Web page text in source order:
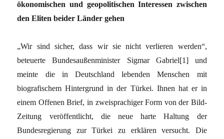
ökonomischen und geopolitischen Interessen zwischen
den Eliten beider Länder gehen
„Wir sind sicher, dass wir sie nicht verlieren werden“,
beteuerte Bundesaußenminister Sigmar Gabriel[1] und
meinte die in Deutschland lebenden Menschen mit
biografischem Hintergrund in der Türkei. Ihnen hat er in
einem Offenen Brief, in zweisprachiger Form von der Bild-
Zeitung veröffentlicht, die neue harte Haltung der
Bundesregierung zur Türkei zu erklären versucht. Die